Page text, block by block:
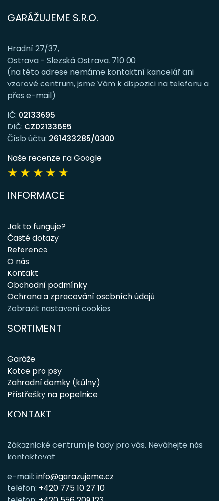
GARÁŽUJEME S.R.O.
Hradní 27/37,
Ostrava - Slezská Ostrava, 710 00
(na této adrese nemáme kontaktní kancelář ani
vzorové centrum, jsme Vám k dispozici na telefonu a
přes e-mail)
IČ: 02133695
DIČ: CZ02133695
Číslo účtu: 261433285/0300
Naše recenze na Google
★ ★ ★ ★ ★
INFORMACE
Jak to funguje?
Časté dotazy
Reference
O nás
Kontakt
Obchodní podmínky
Ochrana a zpracování osobních údajů
Zobrazit nastavení cookies
SORTIMENT
Garáže
Kotce pro psy
Zahradní domky (kůlny)
Přístřešky na popelnice
KONTAKT
Zákaznické centrum je tady pro vás. Neváhejte nás
kontaktovat.
e-mail: info@garazujeme.cz
telefon: +420 775 10 27 10